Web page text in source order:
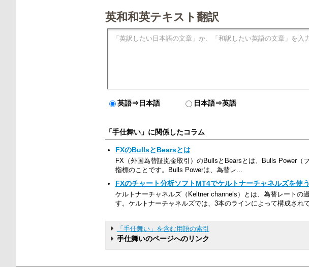
英和和英テキスト翻訳
英語⇒日本語 日本語⇒英語
「手仕舞い」に関係したコラム
FXのBullsとBearsとは
FX（外国為替証拠金取引）のBullsとBearsとは、Bulls Power
指標のことです。Bulls Powerは、為替レ...
FXのチャート分析ソフトMT4でケルトナーチャネルズを使
ケルトナーチャネルズ（Keltner channels）とは、為替レート
す。ケルトナーチャネルズでは、3本のラインによって構成され
「手仕舞い」を含む用語の索引
手仕舞いのページへのリンク